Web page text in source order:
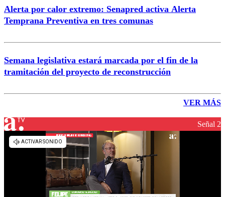
Alerta por calor extremo: Senapred activa Alerta
Temprana Preventiva en tres comunas
Semana legislativa estará marcada por el fin de la
tramitación del proyecto de reconstrucción
VER MÁS
Señal 2